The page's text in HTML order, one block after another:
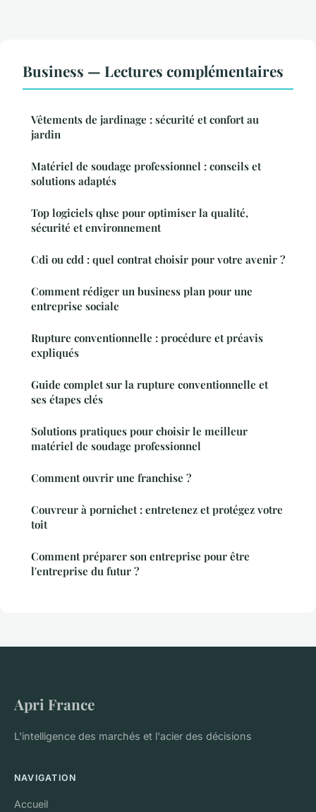
Business — Lectures complémentaires
Vêtements de jardinage : sécurité et confort au
jardin
Matériel de soudage professionnel : conseils et
solutions adaptés
Top logiciels qhse pour optimiser la qualité,
sécurité et environnement
Cdi ou cdd : quel contrat choisir pour votre avenir ?
Comment rédiger un business plan pour une
entreprise sociale
Rupture conventionnelle : procédure et préavis
expliqués
Guide complet sur la rupture conventionnelle et
ses étapes clés
Solutions pratiques pour choisir le meilleur
matériel de soudage professionnel
Comment ouvrir une franchise ?
Couvreur à pornichet : entretenez et protégez votre
toit
Comment préparer son entreprise pour être
l'entreprise du futur ?
Apri France
L'intelligence des marchés et l'acier des décisions
NAVIGATION
Accueil